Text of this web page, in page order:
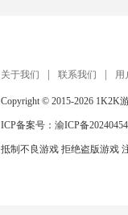
关于我们 联系我们 用
Copyright © 2015-2026 1K2K
ICP备案号： 渝ICP备
抵制不良游戏 拒绝盗版游戏